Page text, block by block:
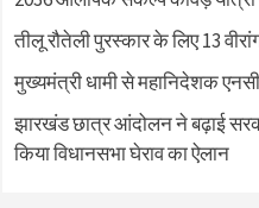
तीलू रौतेली पुरस्कार के लिए 13
मुख्यमंत्री धामी से महानिदेशक
झारखंड छात्र आंदोलन ने बढ़ाई
किया विधानसभा घेराव का ऐलान